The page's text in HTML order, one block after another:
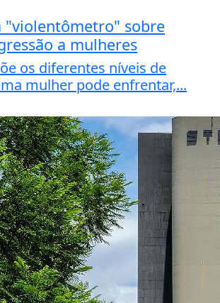
"violentômetro" sobre
a mulheres
os diferentes níveis de
mulher pode enfrentar,...